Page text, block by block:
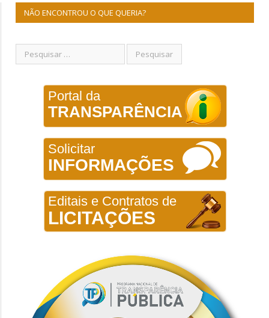
NÃO ENCONTROU O QUE QUERIA?
Portal da
TRANSPARÊNCIA
Solicitar
INFORMAÇÕES
Editais e Contratos de
LICITAÇÕES